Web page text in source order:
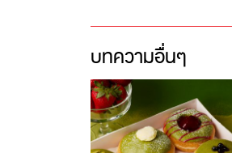
บทความอื่นๆ